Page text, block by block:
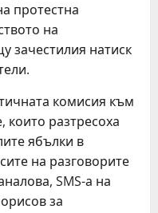
протестна
на
зачестилия натиск
комисия към
които разтресоха
ябълки в
на разговорите
SMS-а на
за